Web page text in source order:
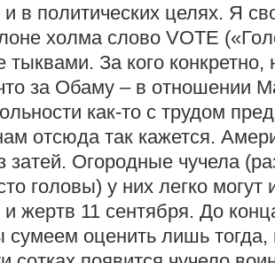
в политических целях. Я
холма слово VOTE
За кого
за Обаму – в отношении
как-то с трудом
отсюда так кажется.
затей. Огородные чучела
головы) у них легко могут
жертв 11 сентября. До
сумеем оценить лишь тогда,